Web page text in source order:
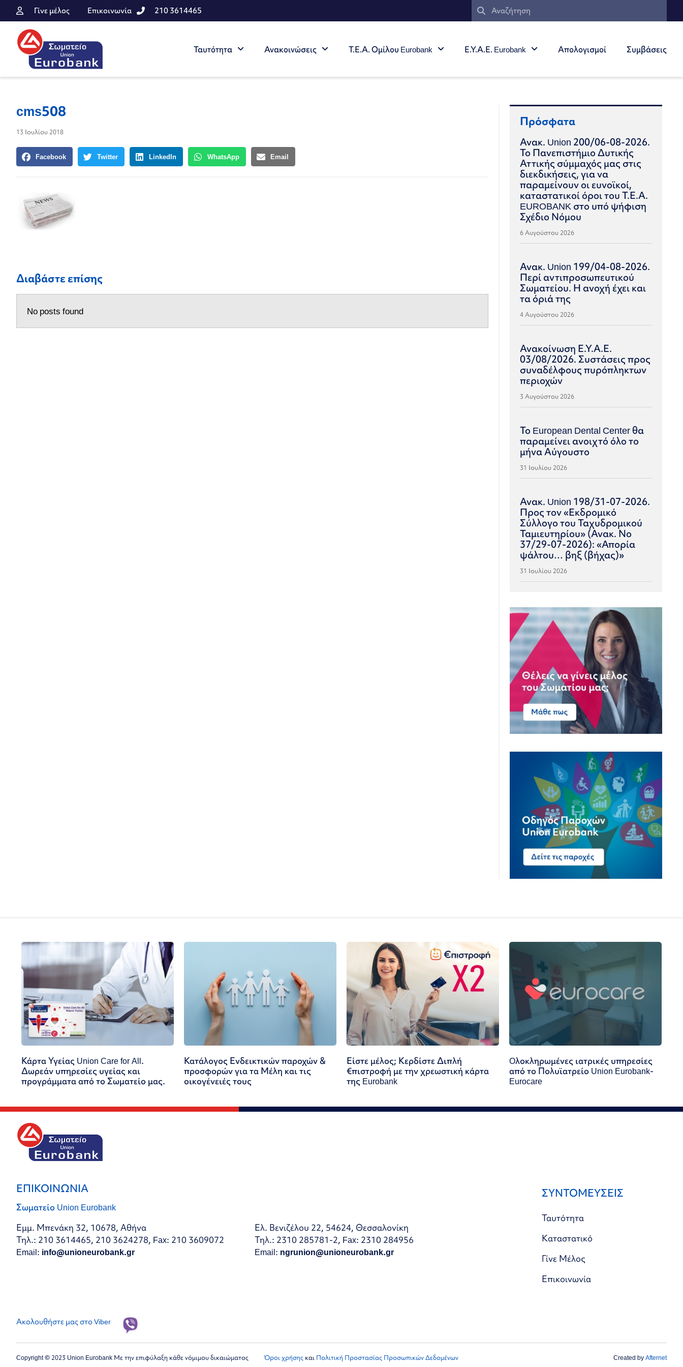
Γίνε μέλος Επικοινωνία 210 3614465
Ταυτότητα Ανακοινώσεις Τ.Ε.Α. Ομίλου Eurobank Ε.Υ.Α.Ε. Eurobank Απολογισμοί Συμβάσεις
cms508
13 Ιουλίου 2018
Facebook Twitter LinkedIn WhatsApp Email
Διαβάστε επίσης
No posts found
Πρόσφατα
Ανακ. Union 200/06-08-2026.
Το Πανεπιστήμιο Δυτικής
Αττικής σύμμαχός μας στις
διεκδικήσεις, για να
παραμείνουν οι ευνοϊκοί,
καταστατικοί όροι του Τ.Ε.Α.
EUROBANK στο υπό ψήφιση
Σχέδιο Νόμου
6 Αυγούστου 2026
Ανακ. Union 199/04-08-2026.
Περί αντιπροσωπευτικού
Σωματείου. Η ανοχή έχει και
τα όριά της
4 Αυγούστου 2026
Ανακοίνωση Ε.Υ.Α.Ε.
03/08/2026. Συστάσεις προς
συναδέλφους πυρόπληκτων
περιοχών
3 Αυγούστου 2026
Το European Dental Center θα
παραμείνει ανοιχτό όλο το
μήνα Αύγουστο
31 Ιουλίου 2026
Ανακ. Union 198/31-07-2026.
Προς τον «Εκδρομικό
Σύλλογο του Ταχυδρομικού
Ταμιευτηρίου» (Ανακ. Νο
37/29-07-2026): «Απορία
ψάλτου… βηξ (βήχας)»
31 Ιουλίου 2026
Κάρτα Υγείας Union Care for All.
Δωρεάν υπηρεσίες υγείας και
προγράμματα από το Σωματείο μας.
Κατάλογος Ενδεικτικών παροχών &
προσφορών για τα Μέλη και τις
οικογένειές τους
Είστε μέλος; Κερδίστε Διπλή
€πιστροφή με την χρεωστική κάρτα
της Eurobank
Oλοκληρωμένες ιατρικές υπηρεσίες
από το Πολυϊατρείο Union Eurobank-
Eurocare
ΕΠΙΚΟΙΝΩΝΙΑ
Σωματείο Union Eurobank
Εμμ. Μπενάκη 32, 10678, Αθήνα
Τηλ.: 210 3614465, 210 3624278, Fax: 210 3609072
Email: info@unioneurobank.gr
Ελ. Βενιζέλου 22, 54624, Θεσσαλονίκη
Τηλ.: 2310 285781-2, Fax: 2310 284956
Email: ngrunion@unioneurobank.gr
ΣΥΝΤΟΜΕΥΣΕΙΣ
Ταυτότητα
Καταστατικό
Γίνε Μέλος
Επικοινωνία
Ακολουθήστε μας στο Viber
Copyright © 2023 Union Eurobank Με την επιφύλαξη κάθε νόμιμου δικαιώματος Όροι χρήσης και Πολιτική Προστασίας Προσωπικών Δεδομένων Created byAfternet